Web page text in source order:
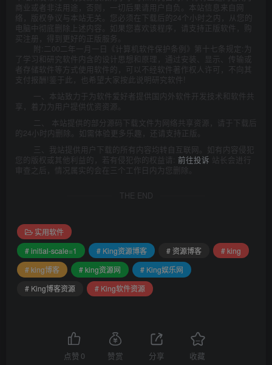
商业或者非法用途，否则，一切后果请用户自负。本站信息来自网
络，版权争议与本站无关。您必须在下载后的24个小时之内，从您的
电脑中彻底删除上述内容。如果您喜欢该程序，请支持正版软件，购
买注册，得到更好的正版服务。
附:二00二年一月一日《计算机软件保护条例》第十七条规定:为
了学习和研究软件内含的设计思想和原理，通过安装、显示、传输或
者存储软件等方式使用软件的，可以不经软件著作权人许可，不向其
支付报酬!鉴于此，也希望大家按此说明研究软件!
一、本站致力于为软件爱好者提供国内外软件开发技术和软件共
享，着力为用户提供优资资源。
二、 本站提供的部分源码下载文件为网络共享资源，请于下载后
的24小时内删除。如需体验更多乐趣，还请支持正版。
三、我站提供用户下载的所有内容均转自互联网。如有内容侵犯
您的版权或其他利益的，若有侵犯你的权益请: 前往投诉 站长会进行
审查之后，情况属实的会在三个工作日内为您删除。
THE END
实用软件
# initial-scale=1
# King资源博客 # 资源博客
# king
# king博客
# king资源网
# King娱乐网
# King博客资源
# King软件资源
点赞 0 赞赏 分享 收藏